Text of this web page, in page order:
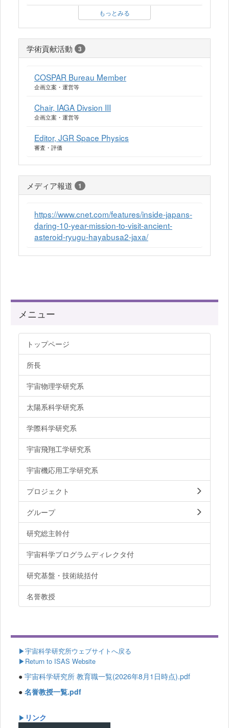
もっとみる
学術貢献活動 3
COSPAR Bureau Member
企画立案・運営等
Chair, IAGA Divsion III
企画立案・運営等
Editor, JGR Space Physics
審査・評価
メディア報道 1
https://www.cnet.com/features/inside-japans-
daring-10-year-mission-to-visit-ancient-
asteroid-ryugu-hayabusa2-jaxa/
メニュー
トップページ
所長
宇宙物理学研究系
太陽系科学研究系
学際科学研究系
宇宙飛翔工学研究系
宇宙機応用工学研究系
プロジェクト
グループ
研究総主幹付
宇宙科学プログラムディレクタ付
研究基盤・技術統括付
名誉教授
▶宇宙科学研究所ウェブサイトへ戻る
▶Return to ISAS Website
● 宇宙科学研究所 教育職一覧(2026年8月1日時点).pdf
● 名誉教授一覧.pdf
▶ リンク